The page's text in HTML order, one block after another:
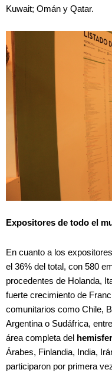
Kuwait; Omán y Qatar.
Expositores de todo el
En cuanto a los
el 36% del total, con 580
procedentes de Holanda,
fuerte crecimiento de
comunitarios como Chile,
Argentina o Sudáfrica,
área completa del
Árabes, Finlandia, India,
participaron por primera